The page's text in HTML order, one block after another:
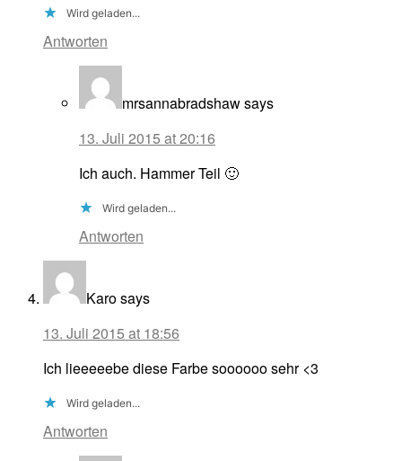
Wird geladen...
Antworten
mrsannabradshawsays
13. Juli 2015 at 20:16
Ich auch. Hammer Teil 🙂
Wird geladen...
Antworten
Karosays
13. Juli 2015 at 18:56
Ich lieeeeebe diese Farbe soooooo sehr <3
Wird geladen...
Antworten